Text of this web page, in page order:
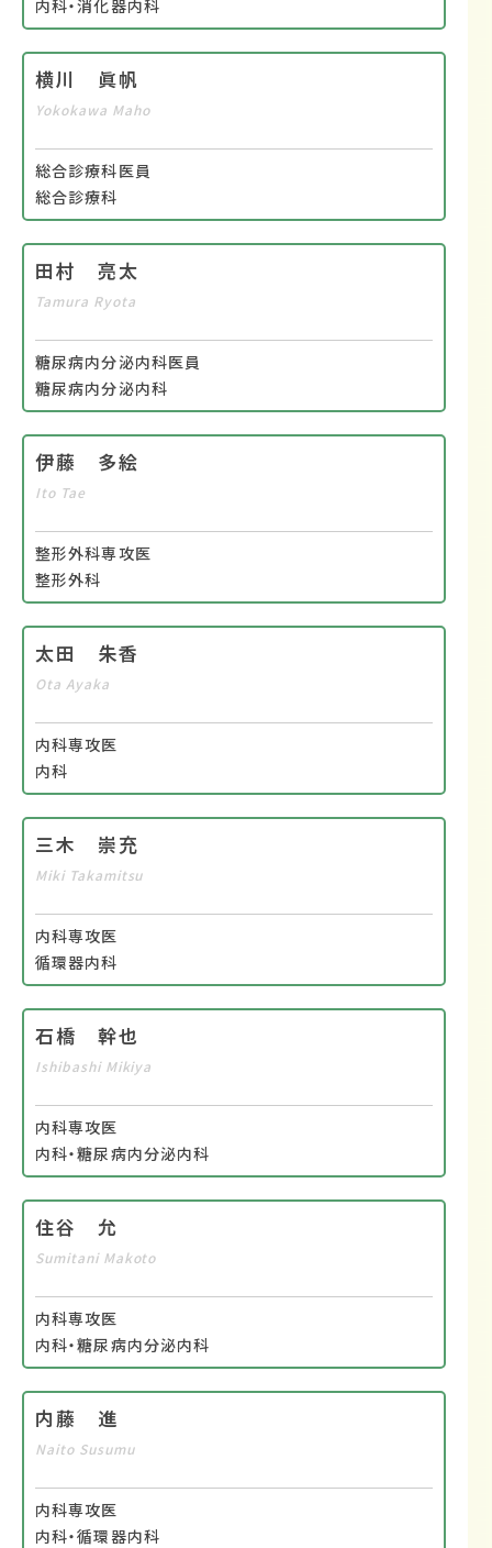
内科・消化器内科
横川 眞帆
Yokokawa Maho
総合診療科医員
総合診療科
田村 亮太
Tamura Ryota
糖尿病内分泌内科医員
糖尿病内分泌内科
伊藤 多絵
Ito Tae
整形外科専攻医
整形外科
太田 朱香
Ota Ayaka
内科専攻医
内科
三木 崇充
Miki Takamitsu
内科専攻医
循環器内科
石橋 幹也
Ishibashi Mikiya
内科専攻医
内科・糖尿病内分泌内科
住谷 允
Sumitani Makoto
内科専攻医
内科・糖尿病内分泌内科
内藤 進
Naito Susumu
内科専攻医
内科・循環器内科